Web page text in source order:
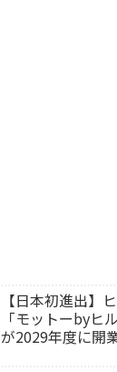
【日本初進出】
「モットーbyヒ
が2029年度に開